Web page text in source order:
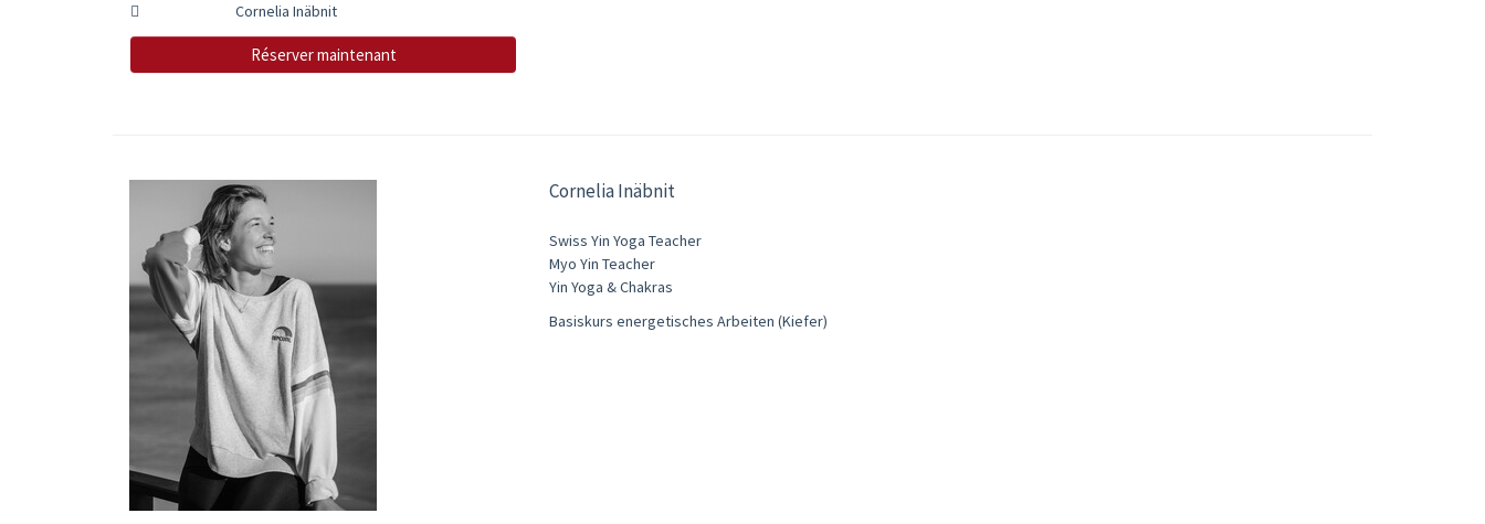
Cornelia Inäbnit
Réserver maintenant
Cornelia Inäbnit
Swiss Yin Yoga Teacher
Myo Yin Teacher
Yin Yoga & Chakras
Basiskurs energetisches Arbeiten (Kiefer)